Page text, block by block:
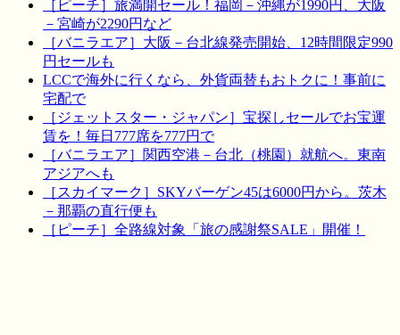
［ピーチ］旅満開セール！福岡－沖縄が1990円、大阪
－宮崎が2290円など
［バニラエア］大阪－台北線発売開始、12時間限定990
円セールも
LCCで海外に行くなら、外貨両替もおトクに！事前に
宅配で
［ジェットスター・ジャパン］宝探しセールでお宝運
賃を！毎日777席を777円で
［バニラエア］関西空港－台北（桃園）就航へ。東南
アジアへも
［スカイマーク］SKYバーゲン45は6000円から。茨木
－那覇の直行便も
［ピーチ］全路線対象「旅の感謝祭SALE」開催！